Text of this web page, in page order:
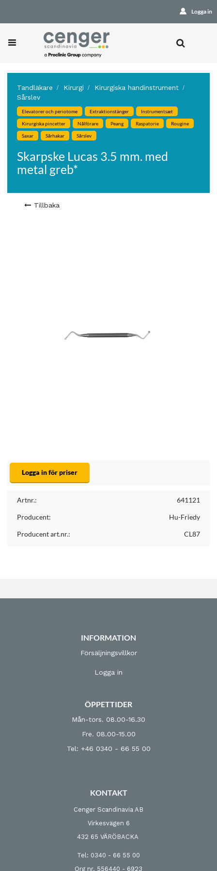
Logga in
Tandläkare Kirurgi
Kirurgiska handinstrument
Sårslev
Elevatorer och periotome Extraktionstänger Instrumentsæt
Kirurgiska pincetter Nålförare Peang Raspatorie Rougine
Saxar Sårhakar Sårslev
Skarpske Lucas 3.5 mm. med
metal greb*
Tillbaka
Logga in för priser
Artnr.: 641121
Producent: Hu-Friedy
Producent art.nr.: CL87
INFORMATION
Försäljningsvillkor
Logga in
ÖPPETTIDER
Mån-tors. 08.00-16.30
Fre. 08.00-15.00
Tel: +46 0340 - 66 55 00
KONTAKT
Cenger Scandinavia AB
Virkesvägen 6
432 65 VÄRÖBACKA
Tel: 0340 - 66 55 00
Org nr. 556440 - 6923